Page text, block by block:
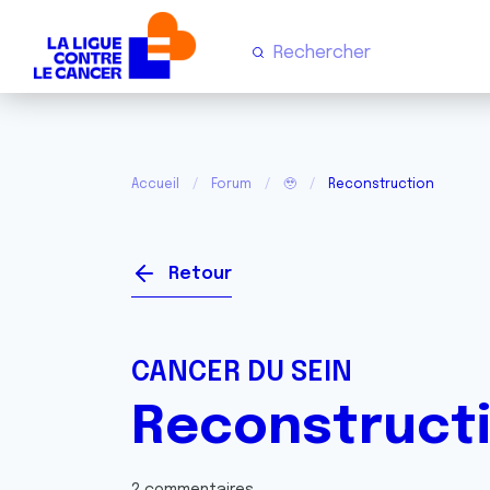
Accueil Forum 🥹 Reconstruction
Retour
CANCER DU SEIN